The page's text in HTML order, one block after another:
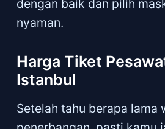
dengan baik dan pilih
nyaman.
Harga Tiket
Istanbul
Setelah tahu berapa lama